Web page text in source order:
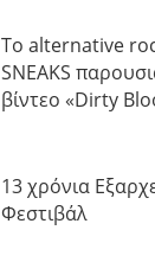
Το alternative
SNEAKS
βίντεο «Dirty
13 χρόνια
Φεστιβάλ